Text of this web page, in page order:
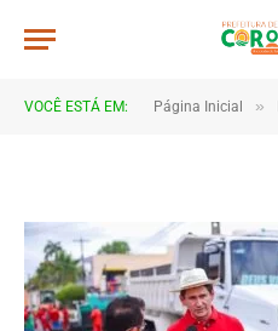
VOCÊ ESTÁ EM: Página Inicial »
a021